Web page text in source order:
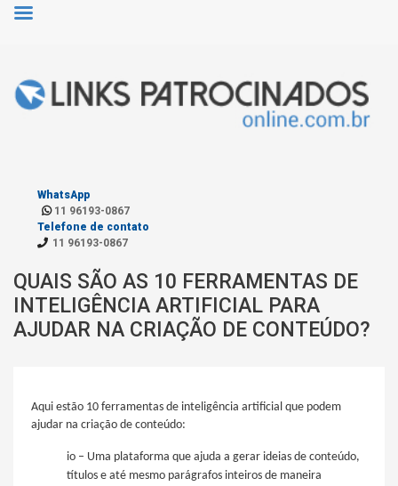
WhatsApp
11 96193-0867
Telefone de contato
11 96193-0867
QUAIS SÃO AS 10 FERRAMENTAS DE
INTELIGÊNCIA ARTIFICIAL PARA
AJUDAR NA CRIAÇÃO DE CONTEÚDO?
Aqui estão 10 ferramentas de inteligência artificial que podem
ajudar na criação de conteúdo:
io – Uma plataforma que ajuda a gerar ideias de conteúdo,
títulos e até mesmo parágrafos inteiros de maneira